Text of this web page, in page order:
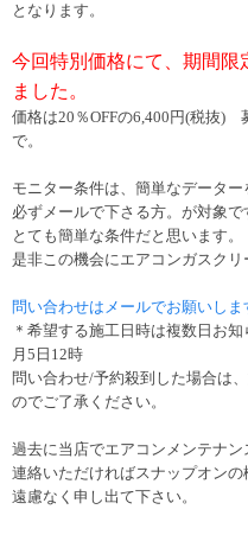
となります。
今回特別価格にて、期間限
ました。
価格は20％OFFの6,400円(税抜)
で。
モニター条件は、簡単なデータ
必ずメールで下さる方。が対象で
とても簡単な条件だと思います。
是非この機会にエアコンガスクリ
問い合わせはメールでお願いしま
＊希望する施工日時は複数日お
月5日12時
問い合わせ/予約殺到した場合は
のでご了承ください。
過去に当店でエアコンメンテナン
連絡いただければスナップオンの
遠慮なく申し出て下さい。